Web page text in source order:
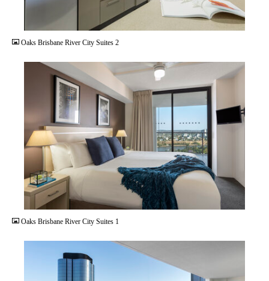
Oaks Brisbane River City Suites 2
JPG
Oaks Brisbane River City Suites 1